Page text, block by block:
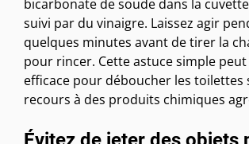
bicarbonate de soude dans la
suivi par du vinaigre. Laissez agir
quelques minutes avant de tirer la
pour rincer. Cette astuce simple
efficace pour déboucher les toilettes
recours à des produits chimiques